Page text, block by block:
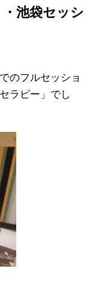
池袋セッシ
のフルセッショ
ラピー」でし